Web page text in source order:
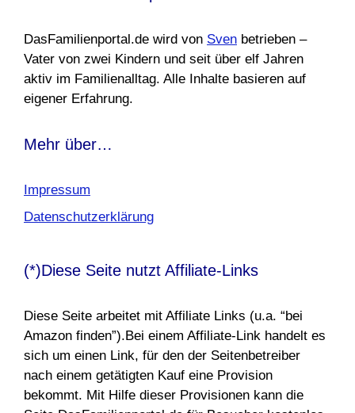
DasFamilienportal.de wird von Sven betrieben –
Vater von zwei Kindern und seit über elf Jahren
aktiv im Familienalltag. Alle Inhalte basieren auf
eigener Erfahrung.
Mehr über…
Impressum
Datenschutzerklärung
(*)Diese Seite nutzt Affiliate-Links
Diese Seite arbeitet mit Affiliate Links (u.a. “bei
Amazon finden”).Bei einem Affiliate-Link handelt es
sich um einen Link, für den der Seitenbetreiber
nach einem getätigten Kauf eine Provision
bekommt. Mit Hilfe dieser Provisionen kann die